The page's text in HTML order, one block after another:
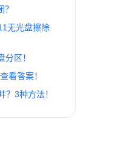
无光盘擦除
区！
看答案！
？3种方法！